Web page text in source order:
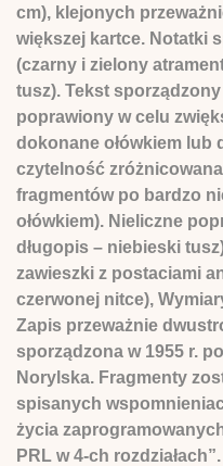
cm), klejonych
większej kartce. Notatki
(czarny i zielony
tusz). Tekst sporządzony
poprawiony w celu
dokonane ołówkiem lub
czytelność
fragmentów po bardzo
ołówkiem). Nieliczne
długopis – niebieski
zawieszki z postaciami
czerwonej nitce),
Zapis przeważnie
sporządzona w 1955 r.
Norylska. Fragmenty
spisanych
życia
PRL w 4-ch